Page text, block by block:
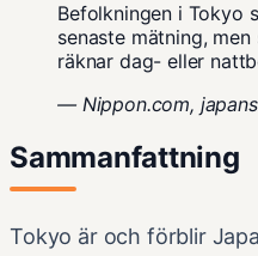
Befolkningen i Tokyo
senaste mätning,
räknar dag- eller
— Nippon.com,
Sammanfattning
Tokyo är och förblir